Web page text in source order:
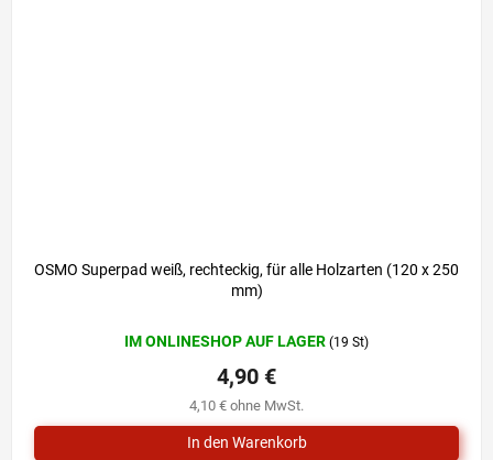
OSMO Superpad weiß, rechteckig, für alle Holzarten (120 x 250
mm)
IM ONLINESHOP AUF LAGER (19 St)
4,10 € ohne MwSt.
4,90 €